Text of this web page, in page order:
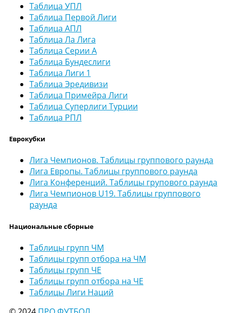
Таблица УПЛ
Таблица Первой Лиги
Таблица АПЛ
Таблица Ла Лига
Таблица Серии А
Таблица Бундеслиги
Таблица Лиги 1
Таблица Эредивизи
Таблица Примейра Лиги
Таблица Суперлиги Турции
Таблица РПЛ
Еврокубки
Лига Чемпионов. Таблицы группового раунда
Лига Европы. Таблицы группового раунда
Лига Конференций. Таблицы групового раунда
Лига Чемпионов U19. Таблицы группового
раунда
Национальные сборные
Таблицы групп ЧМ
Таблицы групп отбора на ЧМ
Таблицы групп ЧЕ
Таблицы групп отбора на ЧЕ
Таблицы Лиги Наций